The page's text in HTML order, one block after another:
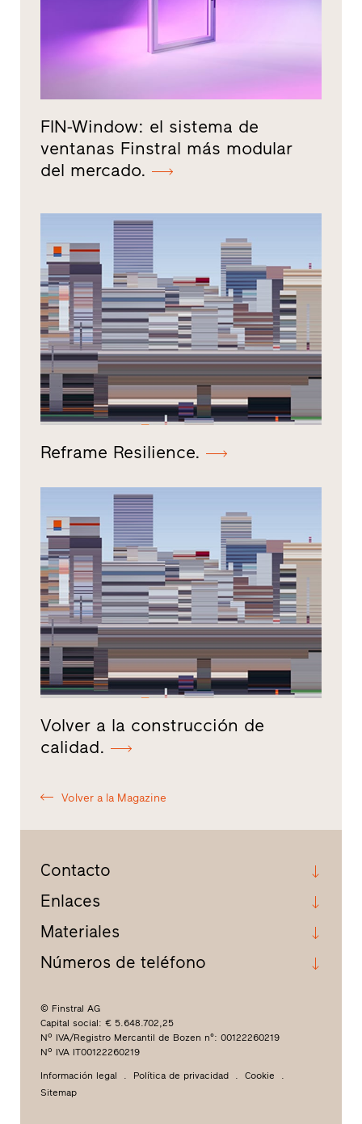
FIN-Window: el sistema de
ventanas Finstral más modular
del mercado.
Reframe Resilience.
Volver a la construcción de
calidad.
Volver a la Magazine
Contacto
Enlaces
Materiales
Números de teléfono
© Finstral AG
Capital social: € 5.648.702,25
Nº IVA/Registro Mercantil de Bozen n°: 00122260219
Nº IVA IT00122260219
Información legal Política de privacidad
Cookie
Sitemap